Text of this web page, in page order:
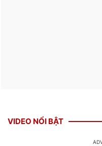
VIDEO NỔI BẬT